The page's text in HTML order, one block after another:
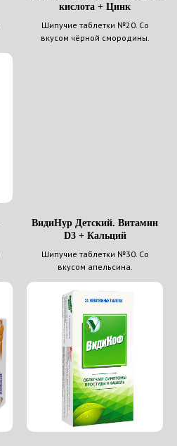
кислота + Цинк
Шипучие таблетки №20. Со
вкусом чёрной смородины.
ВидиНур Детский. Витамин
D3 + Кальций
Шипучие таблетки №30. Со
вкусом апельсина.